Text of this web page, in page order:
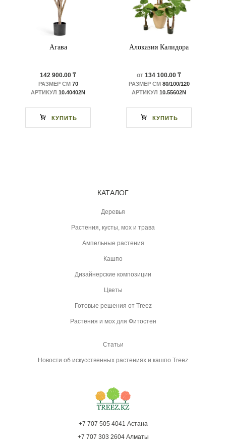
Агава
142 900.00 ₸
РАЗМЕР СМ70
АРТИКУЛ 10.40402N
КУПИТЬ
Алоказия Калидора
от 134 100.00 ₸
РАЗМЕР СМ80/100/120
АРТИКУЛ 10.55602N
КУПИТЬ
КАТАЛОГ
Деревья
Растения, кусты, мох и трава
Ампельные растения
Кашпо
Дизайнерские композиции
Цветы
Готовые решения от Treez
Растения и мох для Фитостен
Статьи
Новости об искусственных растениях и кашпо Treez
+7 707 505 4041 Астана
+7 707 303 2604 Алматы